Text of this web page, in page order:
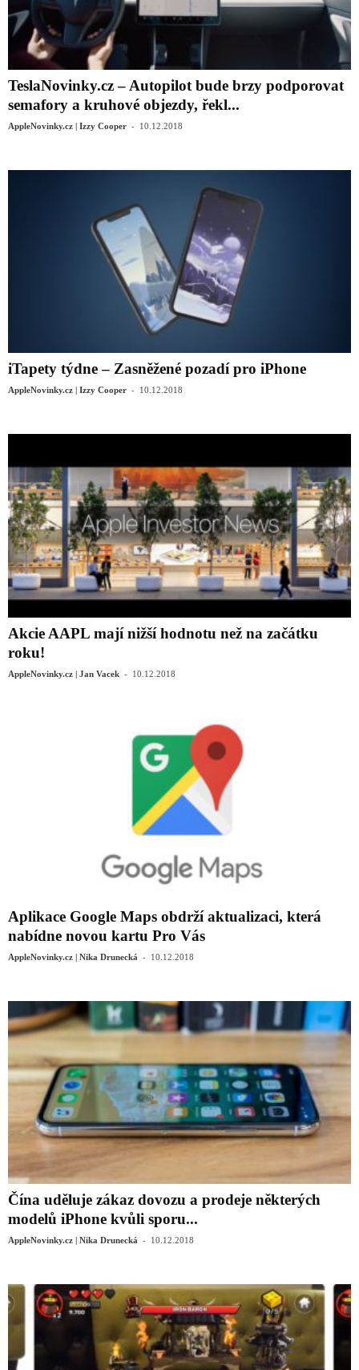
TeslaNovinky.cz – Autopilot bude brzy podporovat
semafory a kruhové objezdy, řekl...
AppleNovinky.cz | Izzy Cooper - 10.12.2018
iTapety týdne – Zasněžené pozadí pro iPhone
AppleNovinky.cz | Izzy Cooper - 10.12.2018
Akcie AAPL mají nižší hodnotu než na začátku
roku!
AppleNovinky.cz | Jan Vacek - 10.12.2018
Aplikace Google Maps obdrží aktualizaci, která
nabídne novou kartu Pro Vás
AppleNovinky.cz | Nika Drunecká - 10.12.2018
Čína uděluje zákaz dovozu a prodeje některých
modelů iPhone kvůli sporu...
AppleNovinky.cz | Nika Drunecká - 10.12.2018